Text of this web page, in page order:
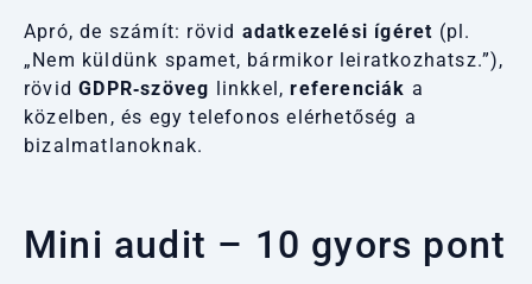
Apró, de számít: rövid adatkezelési ígéret (pl.
„Nem küldünk spamet, bármikor leiratkozhatsz.”),
rövidGDPR‑szöveg linkkel,referenciák a
közelben, és egy telefonos elérhetőség a
bizalmatlanoknak.
Mini audit – 10 gyors pont